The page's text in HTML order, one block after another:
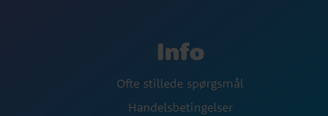
Info
Ofte stillede spørgsmål
Handelsbetingelser